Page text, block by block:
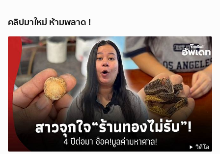
คลิปมาใหม่ ห้ามพลาด !
วิดีโอ